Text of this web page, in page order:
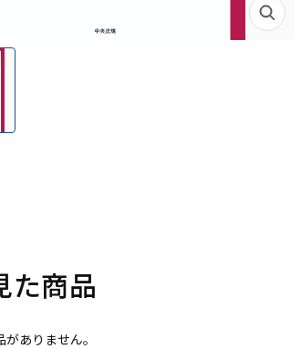
た商品
ありません。